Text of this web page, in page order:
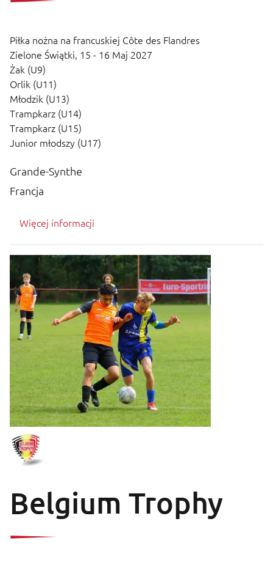
Piłka nożna na francuskiej Côte des Flandres
Zielone Świątki, 15 - 16 Maj 2027
Żak (U9)
Orlik (U11)
Młodzik (U13)
Trampkarz (U14)
Trampkarz (U15)
Junior młodszy (U17)
Grande-Synthe
Francja
Więcej informacji
Belgium Trophy